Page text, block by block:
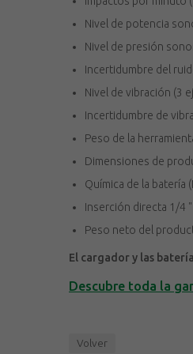
Nivel de potencia
Nivel de presión
Incertidumbre del
Nivel de vibración (3
Incertidumbre de
Peso de la
Dimensiones de
Química de la batería
Inserción directa 1/4 "
Peso neto del
El cargador y las
Descubre toda la
Volver